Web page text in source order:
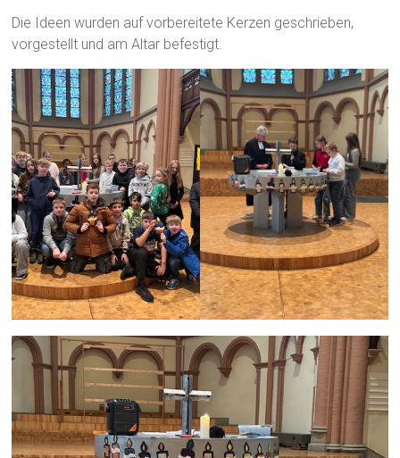
Die Ideen wurden auf vorbereitete Kerzen geschrieben,
vorgestellt und am Altar befestigt.